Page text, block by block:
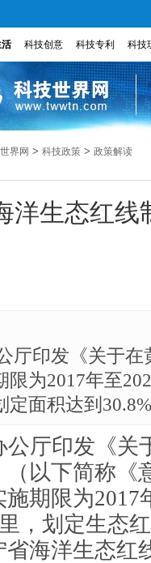
科技创意 科技专利 科技
界网 > 科技政策 > 政策解读
洋生态红
厅印发《关于
为2017年至
定面积达到
厅印发《关
以下简称《
期限为2017
，划定生态
海洋生态红